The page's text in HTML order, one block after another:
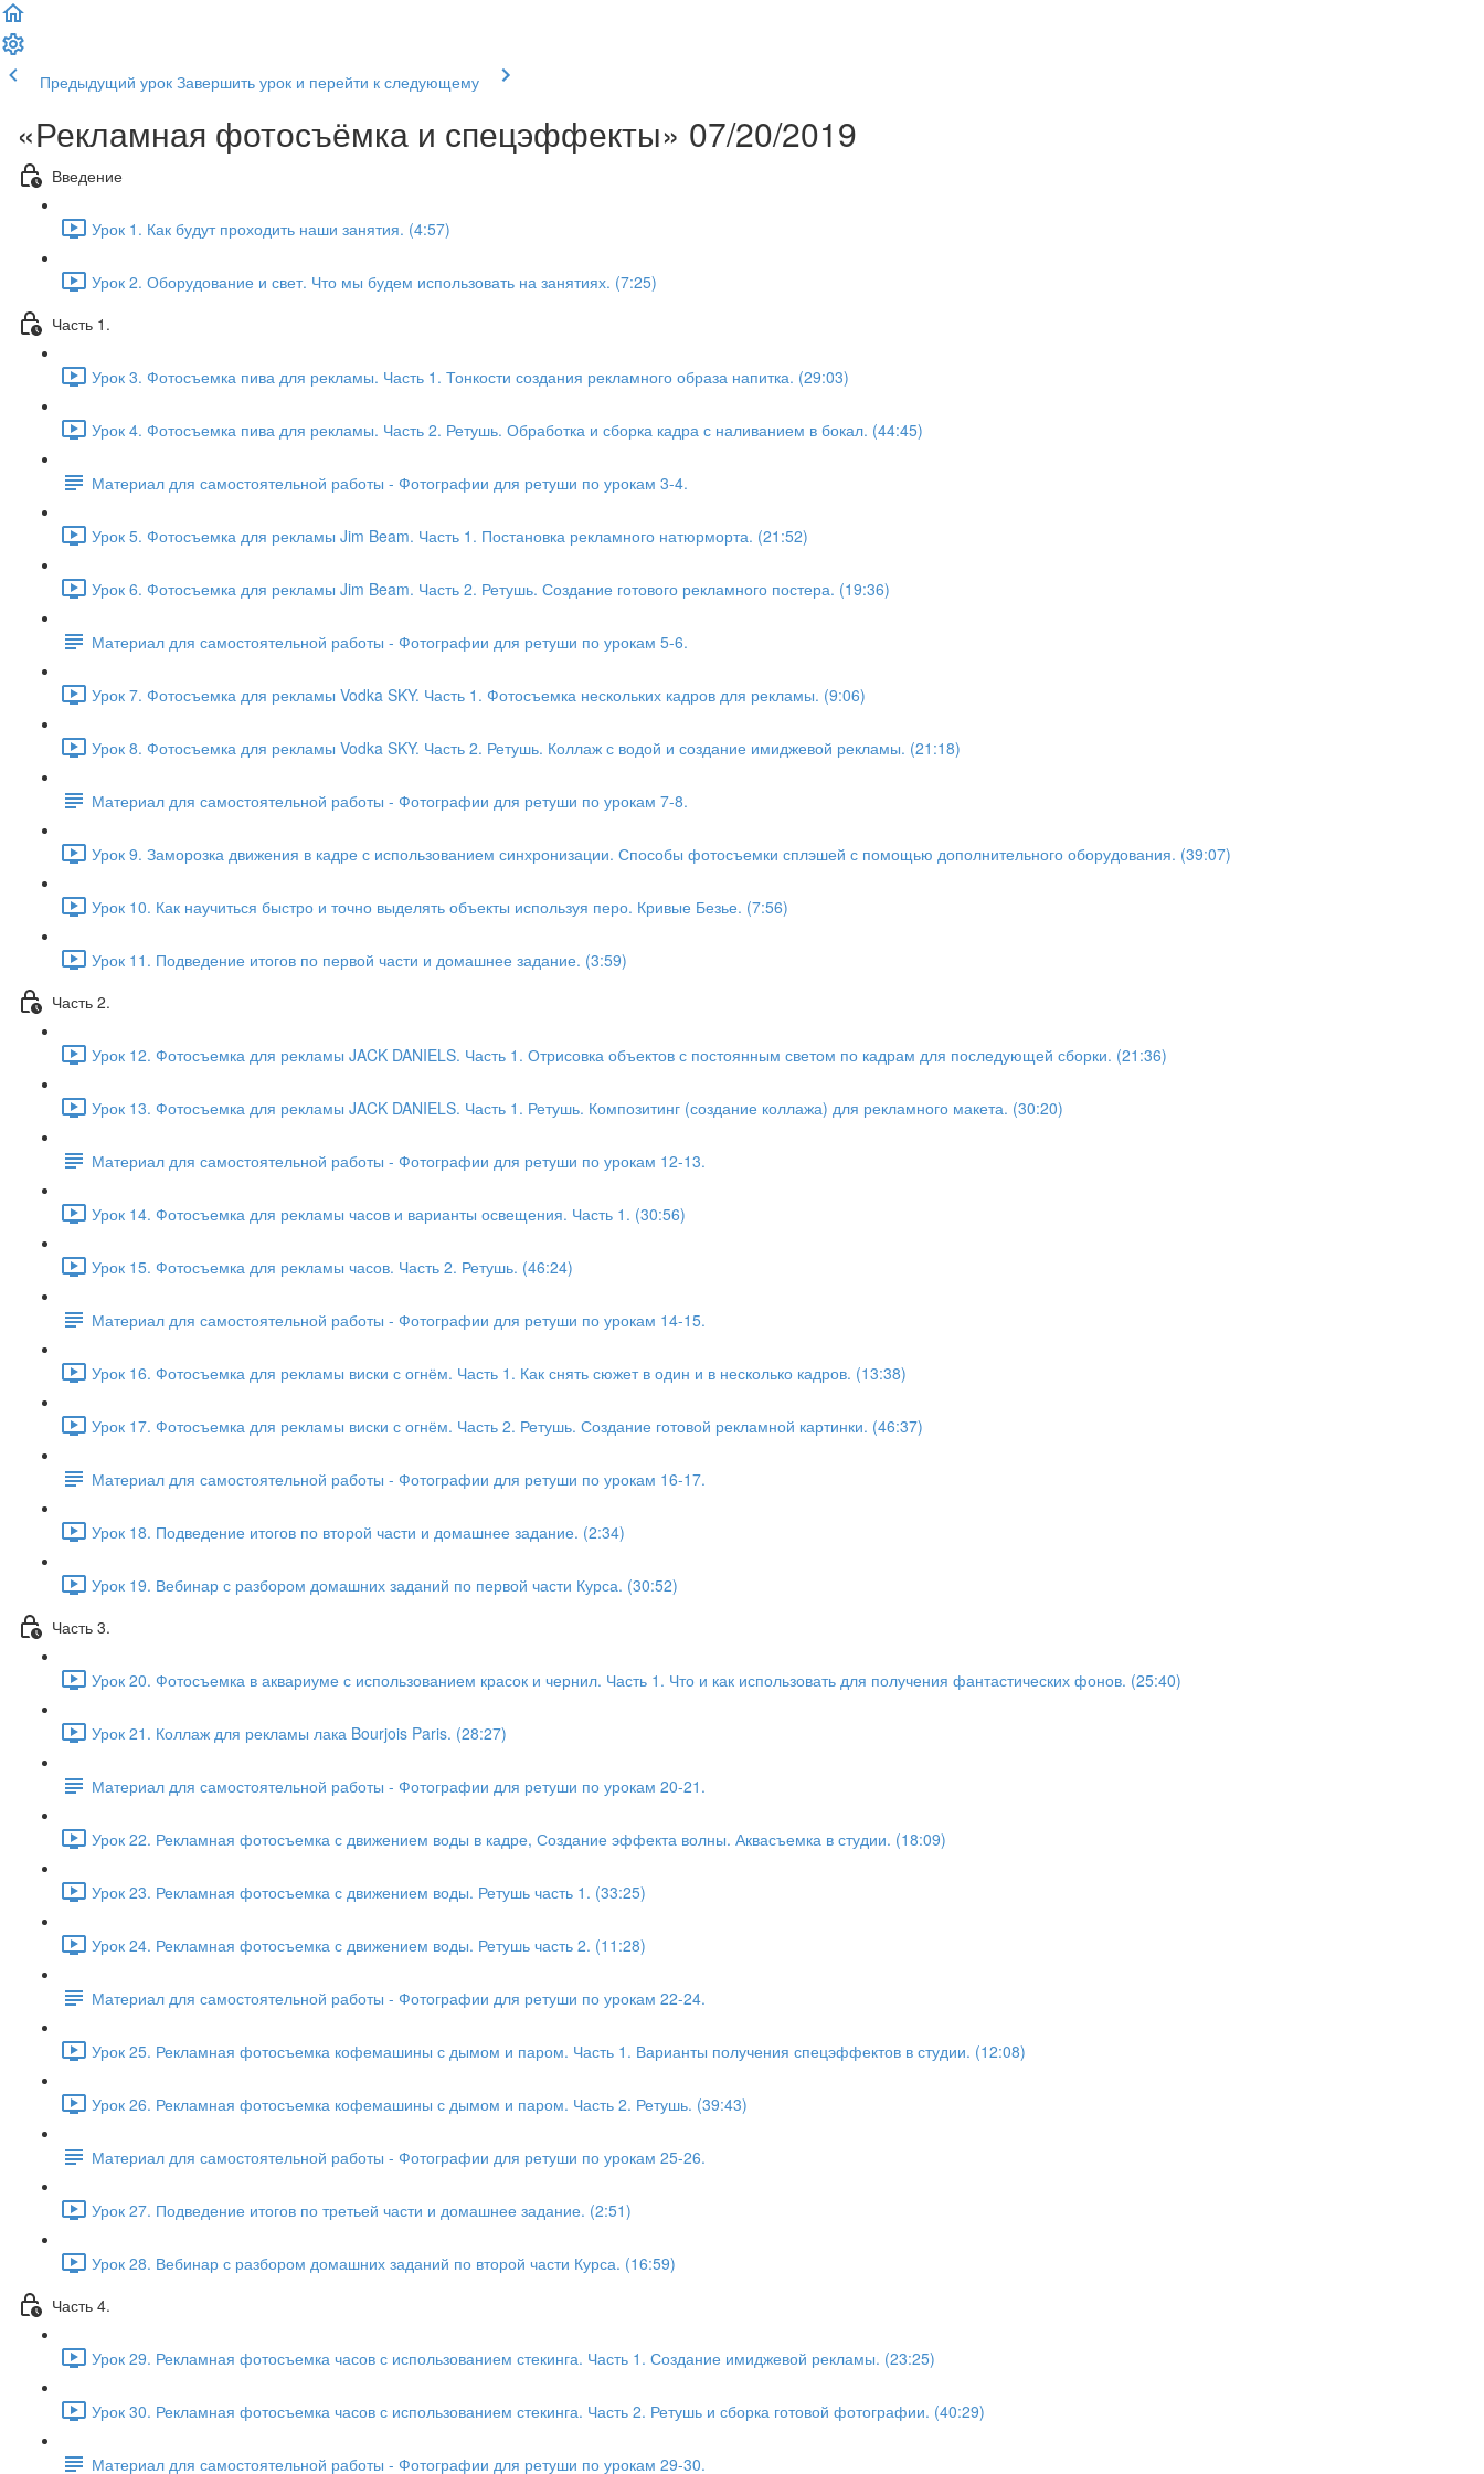
Предыдущий урок Завершить урок и перейти к следующему
«Рекламная фотосъёмка и спецэффекты» 07/20/2019
Введение
Урок 1. Как будут проходить наши занятия. (4:57)
Урок 2. Оборудование и свет. Что мы будем использовать на занятиях. (7:25)
Часть 1.
Урок 3. Фотосъемка пива для рекламы. Часть 1. Тонкости создания рекламного образа напитка. (29:03)
Урок 4. Фотосъемка пива для рекламы. Часть 2. Ретушь. Обработка и сборка кадра с наливанием в бокал. (44:45)
Материал для самостоятельной работы - Фотографии для ретуши по урокам 3-4.
Урок 5. Фотосъемка для рекламы Jim Beam. Часть 1. Постановка рекламного натюрморта. (21:52)
Урок 6. Фотосъемка для рекламы Jim Beam. Часть 2. Ретушь. Создание готового рекламного постера. (19:36)
Материал для самостоятельной работы - Фотографии для ретуши по урокам 5-6.
Урок 7. Фотосъемка для рекламы Vodka SKY. Часть 1. Фотосъемка нескольких кадров для рекламы. (9:06)
Урок 8. Фотосъемка для рекламы Vodka SKY. Часть 2. Ретушь. Коллаж с водой и создание имиджевой рекламы. (21:18)
Материал для самостоятельной работы - Фотографии для ретуши по урокам 7-8.
Урок 9. Заморозка движения в кадре с использованием синхронизации. Способы фотосъемки сплэшей с помощью дополнительного оборудования. (39:07)
Урок 10. Как научиться быстро и точно выделять объекты используя перо. Кривые Безье. (7:56)
Урок 11. Подведение итогов по первой части и домашнее задание. (3:59)
Часть 2.
Урок 12. Фотосъемка для рекламы JACK DANIELS. Часть 1. Отрисовка объектов с постоянным светом по кадрам для последующей сборки. (21:36)
Урок 13. Фотосъемка для рекламы JACK DANIELS. Часть 1. Ретушь. Композитинг (создание коллажа) для рекламного макета. (30:20)
Материал для самостоятельной работы - Фотографии для ретуши по урокам 12-13.
Урок 14. Фотосъемка для рекламы часов и варианты освещения. Часть 1. (30:56)
Урок 15. Фотосъемка для рекламы часов. Часть 2. Ретушь. (46:24)
Материал для самостоятельной работы - Фотографии для ретуши по урокам 14-15.
Урок 16. Фотосъемка для рекламы виски с огнём. Часть 1. Как снять сюжет в один и в несколько кадров. (13:38)
Урок 17. Фотосъемка для рекламы виски с огнём. Часть 2. Ретушь. Создание готовой рекламной картинки. (46:37)
Материал для самостоятельной работы - Фотографии для ретуши по урокам 16-17.
Урок 18. Подведение итогов по второй части и домашнее задание. (2:34)
Урок 19. Вебинар с разбором домашних заданий по первой части Курса. (30:52)
Часть 3.
Урок 20. Фотосъемка в аквариуме с использованием красок и чернил. Часть 1. Что и как использовать для получения фантастических фонов. (25:40)
Урок 21. Коллаж для рекламы лака Bourjois Paris. (28:27)
Материал для самостоятельной работы - Фотографии для ретуши по урокам 20-21.
Урок 22. Рекламная фотосъемка с движением воды в кадре, Создание эффекта волны. Аквасъемка в студии. (18:09)
Урок 23. Рекламная фотосъемка с движением воды. Ретушь часть 1. (33:25)
Урок 24. Рекламная фотосъемка с движением воды. Ретушь часть 2. (11:28)
Материал для самостоятельной работы - Фотографии для ретуши по урокам 22-24.
Урок 25. Рекламная фотосъемка кофемашины с дымом и паром. Часть 1. Варианты получения спецэффектов в студии. (12:08)
Урок 26. Рекламная фотосъемка кофемашины с дымом и паром. Часть 2. Ретушь. (39:43)
Материал для самостоятельной работы - Фотографии для ретуши по урокам 25-26.
Урок 27. Подведение итогов по третьей части и домашнее задание. (2:51)
Урок 28. Вебинар с разбором домашних заданий по второй части Курса. (16:59)
Часть 4.
Урок 29. Рекламная фотосъемка часов с использованием стекинга. Часть 1. Создание имиджевой рекламы. (23:25)
Урок 30. Рекламная фотосъемка часов с использованием стекинга. Часть 2. Ретушь и сборка готовой фотографии. (40:29)
Материал для самостоятельной работы - Фотографии для ретуши по урокам 29-30.